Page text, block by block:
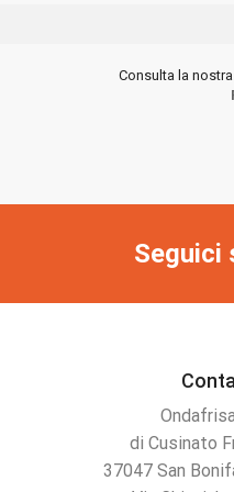
Consulta la nostra
Seguici
di Cusinato
37047 San